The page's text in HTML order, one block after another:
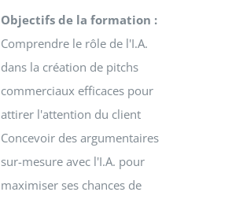
Objectifs de la formation :
Comprendre le rôle de l'I.A.
dans la création de pitchs
commerciaux efficaces pour
attirer l'attention du client
Concevoir des argumentaires
sur-mesure avec l'I.A. pour
maximiser ses chances de